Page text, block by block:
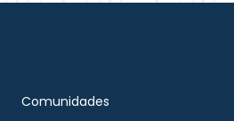
Comunidades